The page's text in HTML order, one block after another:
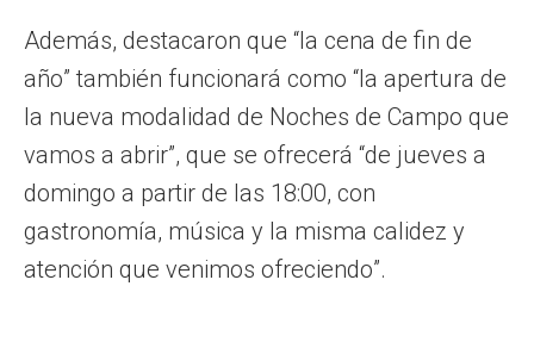
Además, destacaron que “la cena de fin de
año” también funcionará como “la apertura de
la nueva modalidad de Noches de Campo que
vamos a abrir”, que se ofrecerá “de jueves a
domingo a partir de las 18:00, con
gastronomía, música y la misma calidez y
atención que venimos ofreciendo”.